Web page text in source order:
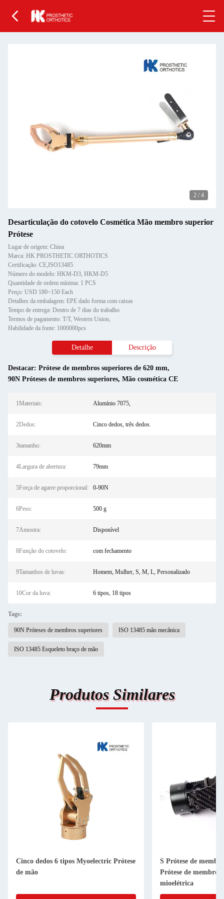
2 / 4
Desarticulação do cotovelo Cosmética Mão membro superior
Prótese
Lugar de origem: China
Marca: HK PROSTHETIC ORTHOTICS
Certificação: CE,ISO13485
Número do modelo: HKM-D3, HKM-D5
Quantidade de ordem mínima: 1 PCS
Preço: USD 180~150 Each
Detalhes da embalagem: EPE dado forma com caixas
Tempo de entrega: Dentro de 7 dias do trabalho
Termos de pagamento: T/T, Western Union,
Habilidade da fonte: 1000000pcs
Detalhe Descrição
Destacar: Prótese de membros superiores de 620 mm,
90N Próteses de membros superiores, Mão cosmética CE
1Materiais: Alumínio 7075,
2Dedos: Cinco dedos, três dedos.
3tamanho: 620mm
4Largura de abertura: 79mm
5Força de agarre proporcional: 0-90N
6Peso: 500 g
7Amostra: Disponível
8Função do cotovelo: com fechamento
9Tamanhos de luvas: Homem, Mulher, S, M, L, Personalizado
10Cor da luva: 6 tipos, 18 tipos
Tags:
90N Próteses de membros superiores ISO 13485 mão mecânica
ISO 13485 Esqueleto braço de mão
Produtos Similares
Cinco dedos 6 tipos Myoelectric Prótese
de mão
S Prótese de
Prótese de membros
mioelétrica